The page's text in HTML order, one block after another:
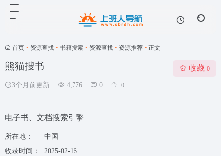
首页 • 资源查找 • 书籍搜索 • 资源查找 • 资源推荐 • 正文
熊猫搜书
3个月前更新 4,776 0 0
收藏 0
电子书、文档搜索引擎
所在地：
中国
收录时间：
2025-02-16